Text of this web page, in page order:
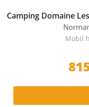
être des animations
groupe ou des
doté de
l’extérieur de
stations balnéaires
Mobil